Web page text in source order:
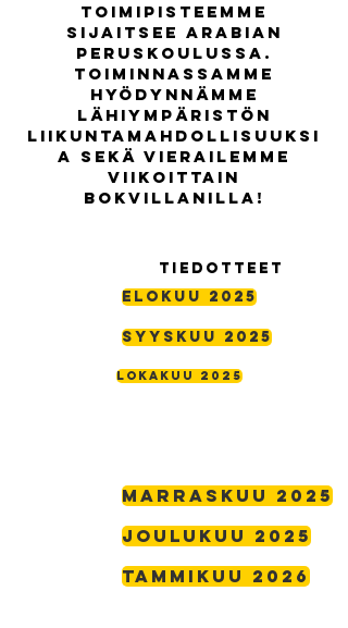
Toimipisteemme
sijaitsee Arabian
peruskoulussa.
Toiminnassamme
hyödynnämme
lähiympäristön
liikuntamahdollisuuksi
a sekä vierailemme
viikoittain
Bokvillanilla!
Tiedotteet
ELOKUU 2025
Syyskuu 2025
Lokakuu 2025
Marraskuu 2025
joulukuu 2025
Tammikuu 2026